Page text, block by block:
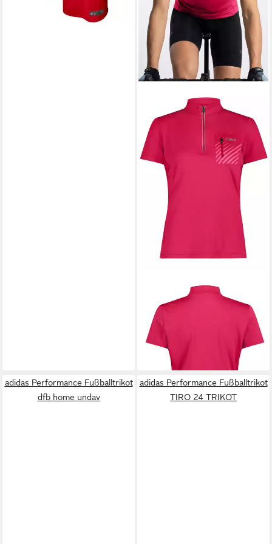
Radtrikot Kurzarm-
Design, mit
Rundhalsausschnitt und
Reißverschluss
ab 32,99 €
-17%
adidas Performance Fußballtrikot
dfb home undav
adidas Performance Fußballtrikot
TIRO 24 TRIKOT